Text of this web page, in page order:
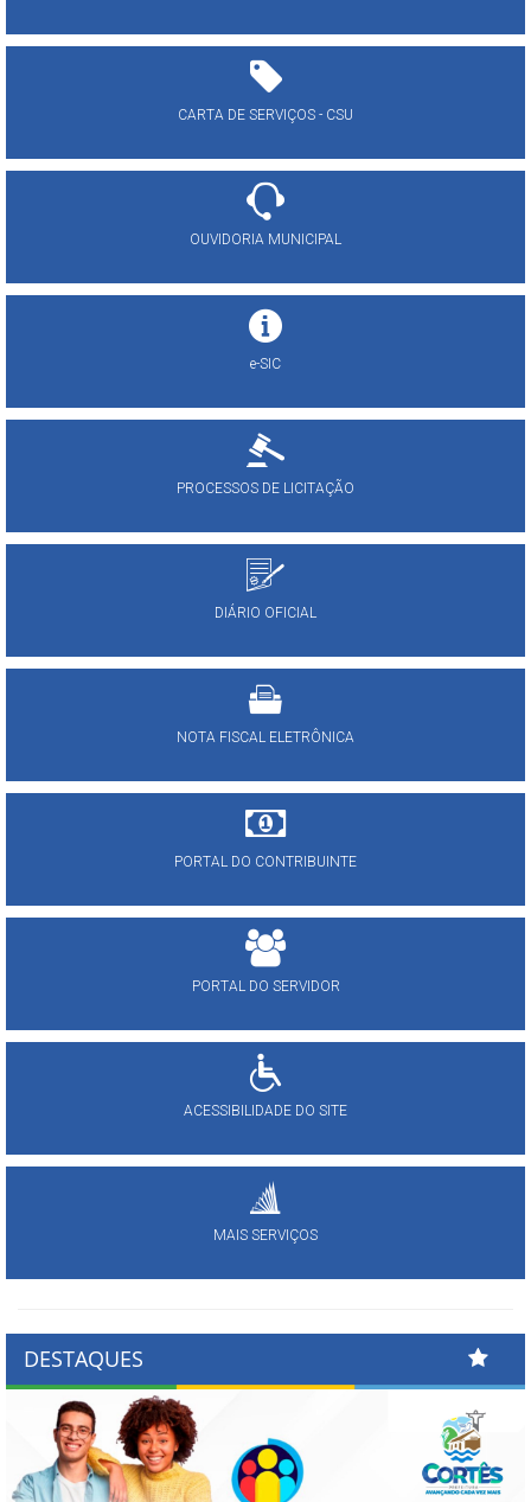
CARTA DE SERVIÇOS - CSU
OUVIDORIA MUNICIPAL
e-SIC
PROCESSOS DE LICITAÇÃO
DIÁRIO OFICIAL
NOTA FISCAL ELETRÔNICA
PORTAL DO CONTRIBUINTE
PORTAL DO SERVIDOR
ACESSIBILIDADE DO SITE
MAIS SERVIÇOS
DESTAQUES